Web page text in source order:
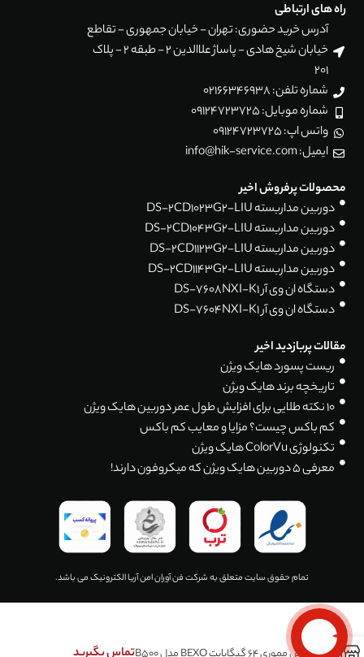
راه های ارتباطی
آدرس خرید حضوری: تهران - خیابان جمهوری - تقاطع
خیابان شیخ هادی - پاساژ علاالدین 2 - طبقه 2 - پلاک
201
شماره تلفن: 02166346938
شماره موبایل: 09124723725
واتس اپ: 09124723725
ایمیل: info@hik-service.com
محصولات پرفروش اخیر
دوربین مداربسته DS-2CD1023G2-LIU
دوربین مداربسته DS-2CD1043G2-LIU
دوربین مداربسته DS-2CD1123G2-LIU
دوربین مداربسته DS-2CD1143G2-LIU
دستگاه ان وی آر DS-7608NXI-K1
دستگاه ان وی آر DS-7604NXI-K1
مقالات پربازدید اخیر
ریست پسورد هایک ویژن
تاریخچه برند هایک ویژن
۱۰ نکته طلایی برای افزایش طول عمر دوربین هایک ویژن
کم باکس چیست؟ مزایا و معایب کم باکس
تکنولوژی ColorVu هایک ویژن
معرفی 5 دوربین هایک ویژن که میکروفون دارند!
تمام حقوق سایت متعلق به شرکت فن آوران امن آریا الکترونیک می باشد.
0